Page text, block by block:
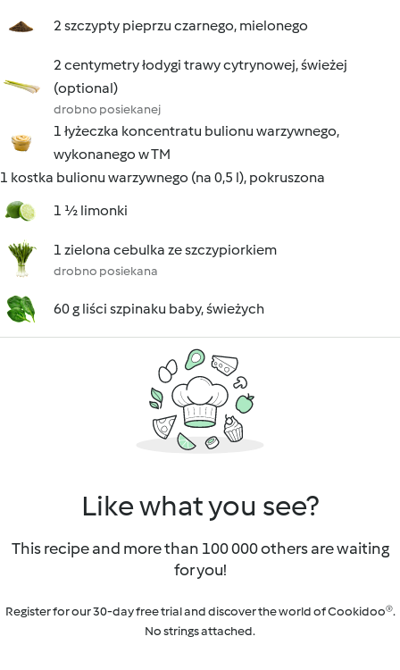
2 szczypty pieprzu czarnego, mielonego
2 centymetry łodygi trawy cytrynowej, świeżej
(optional)
drobno posiekanej
1 łyżeczka koncentratu bulionu warzywnego,
wykonanego w TM
1 kostka bulionu warzywnego (na 0,5 l), pokruszona
1 ½ limonki
1 zielona cebulka ze szczypiorkiem
drobno posiekana
60 g liści szpinaku baby, świeżych
Like what you see?
This recipe and more than 100 000 others are waiting
for you!
Register for our 30-day free trial and discover the world of Cookidoo®.
No strings attached.